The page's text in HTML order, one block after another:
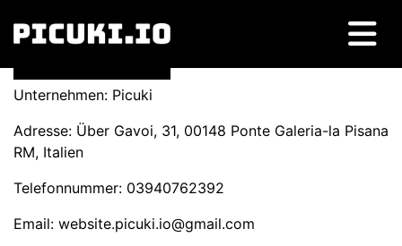
Unternehmen: Picuki
Adresse: Über Gavoi, 31, 00148 Ponte Galeria-la Pisana
RM, Italien
Telefonnummer: 03940762392
Email: website.picuki.io@gmail.com